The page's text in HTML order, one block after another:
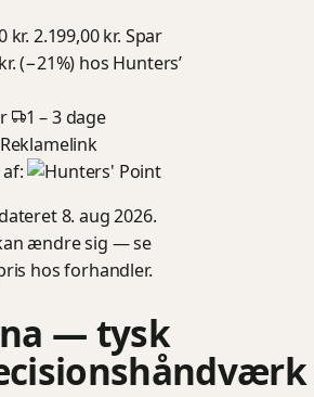
kr. 2.199,00 kr. Spar
(−21%) hos Hunters’
1 – 3 dage
Reklamelink
8. aug 2026.
ændre sig — se
hos forhandler.
— tysk